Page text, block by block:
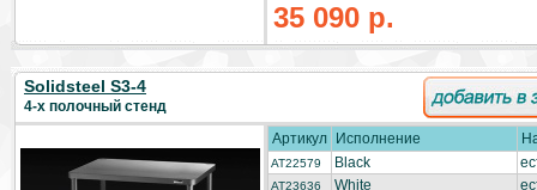
35 090 р.
Solidsteel S3-4
4-х полочный стенд
Артикул
Исполнение
AT22579 Black
AT23636 White